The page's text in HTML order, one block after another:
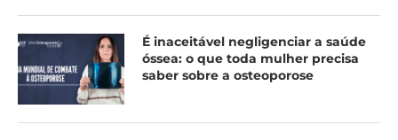
É inaceitável negligenciar a saúde
óssea: o que toda mulher precisa
saber sobre a osteoporose